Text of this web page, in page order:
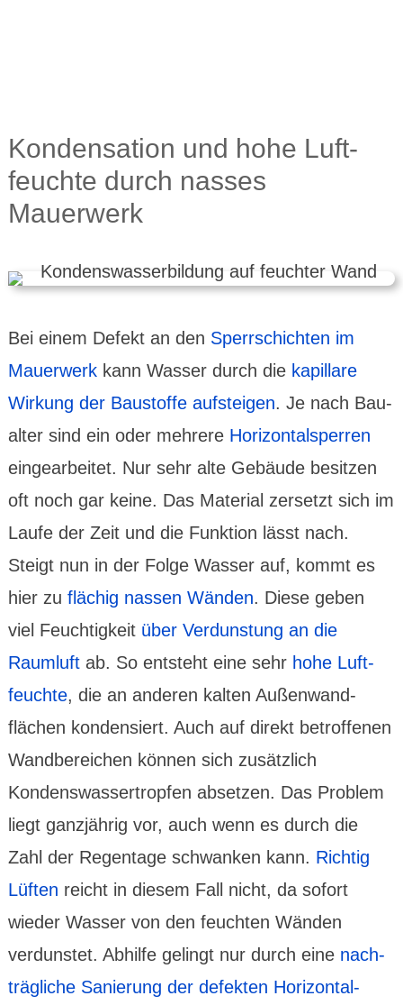
Konden­sation und hohe Luft­
feuchte durch nasses
Mauerwerk
Bei einem Defekt an den Sperr­schichten im
Mauer­werkkann Wasser durch die kapil­lare
Wirkung der Bau­stoffe auf­stei­gen. Je nach Bau­
alter sind ein oder mehrere Hori­zontal­sperren
einge­arbei­tet. Nur sehr alte Gebäude besitzen
oft noch gar keine. Das Material zersetzt sich im
Laufe der Zeit und die Funk­tion lässt nach.
Steigt nun in der Folge Wasser auf, kommt es
hier zu flächig nassen Wänden. Diese geben
viel Feuch­tig­keit über Ver­duns­tung an die
Raum­luftab. So entsteht eine sehr hohe Luft­
feuchte, die an anderen kalten Außen­wand­
flächen kon­den­siert. Auch auf direkt betrof­fenen
Wand­bereichen können sich zusätz­lich
Kondens­wasser­tropfen absetzen. Das Problem
liegt ganz­jährig vor, auch wenn es durch die
Zahl der Regen­tage schwanken kann. Richtig
Lüften reicht in diesem Fall nicht, da sofort
wieder Wasser von den feuchten Wänden
verduns­tet. Abhilfe gelingt nur durch eine nach­
träg­liche Sanie­rung der defek­ten Hori­zontal­